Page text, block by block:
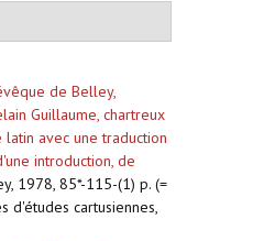
de Belley,
Guillaume, chartreux
avec une traduction
introduction, de
1978, 85*-115-(1) p. (=
d'études cartusiennes,